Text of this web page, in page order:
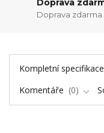
Doprava
Doprava zdarma
Kompletní specifikace
Komentáře
0